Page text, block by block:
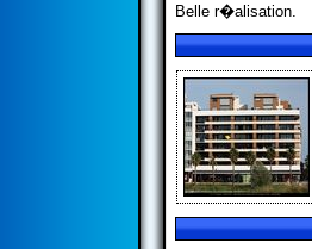
Belle r�alisation.